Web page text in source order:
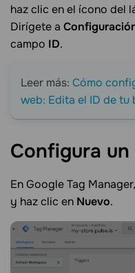
haz clic en el ícono del
Dirígete a
campo ID.
Leer más: Cómo
web: Edita el ID de tu
Configura un
En Google Tag
y haz clic en Nuevo.